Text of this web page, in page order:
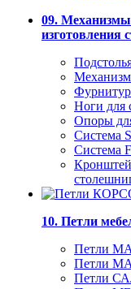
09.
изготовления
Ноги для
Опоры
Система
Система
10. Петли
Петли
Петли
Петли